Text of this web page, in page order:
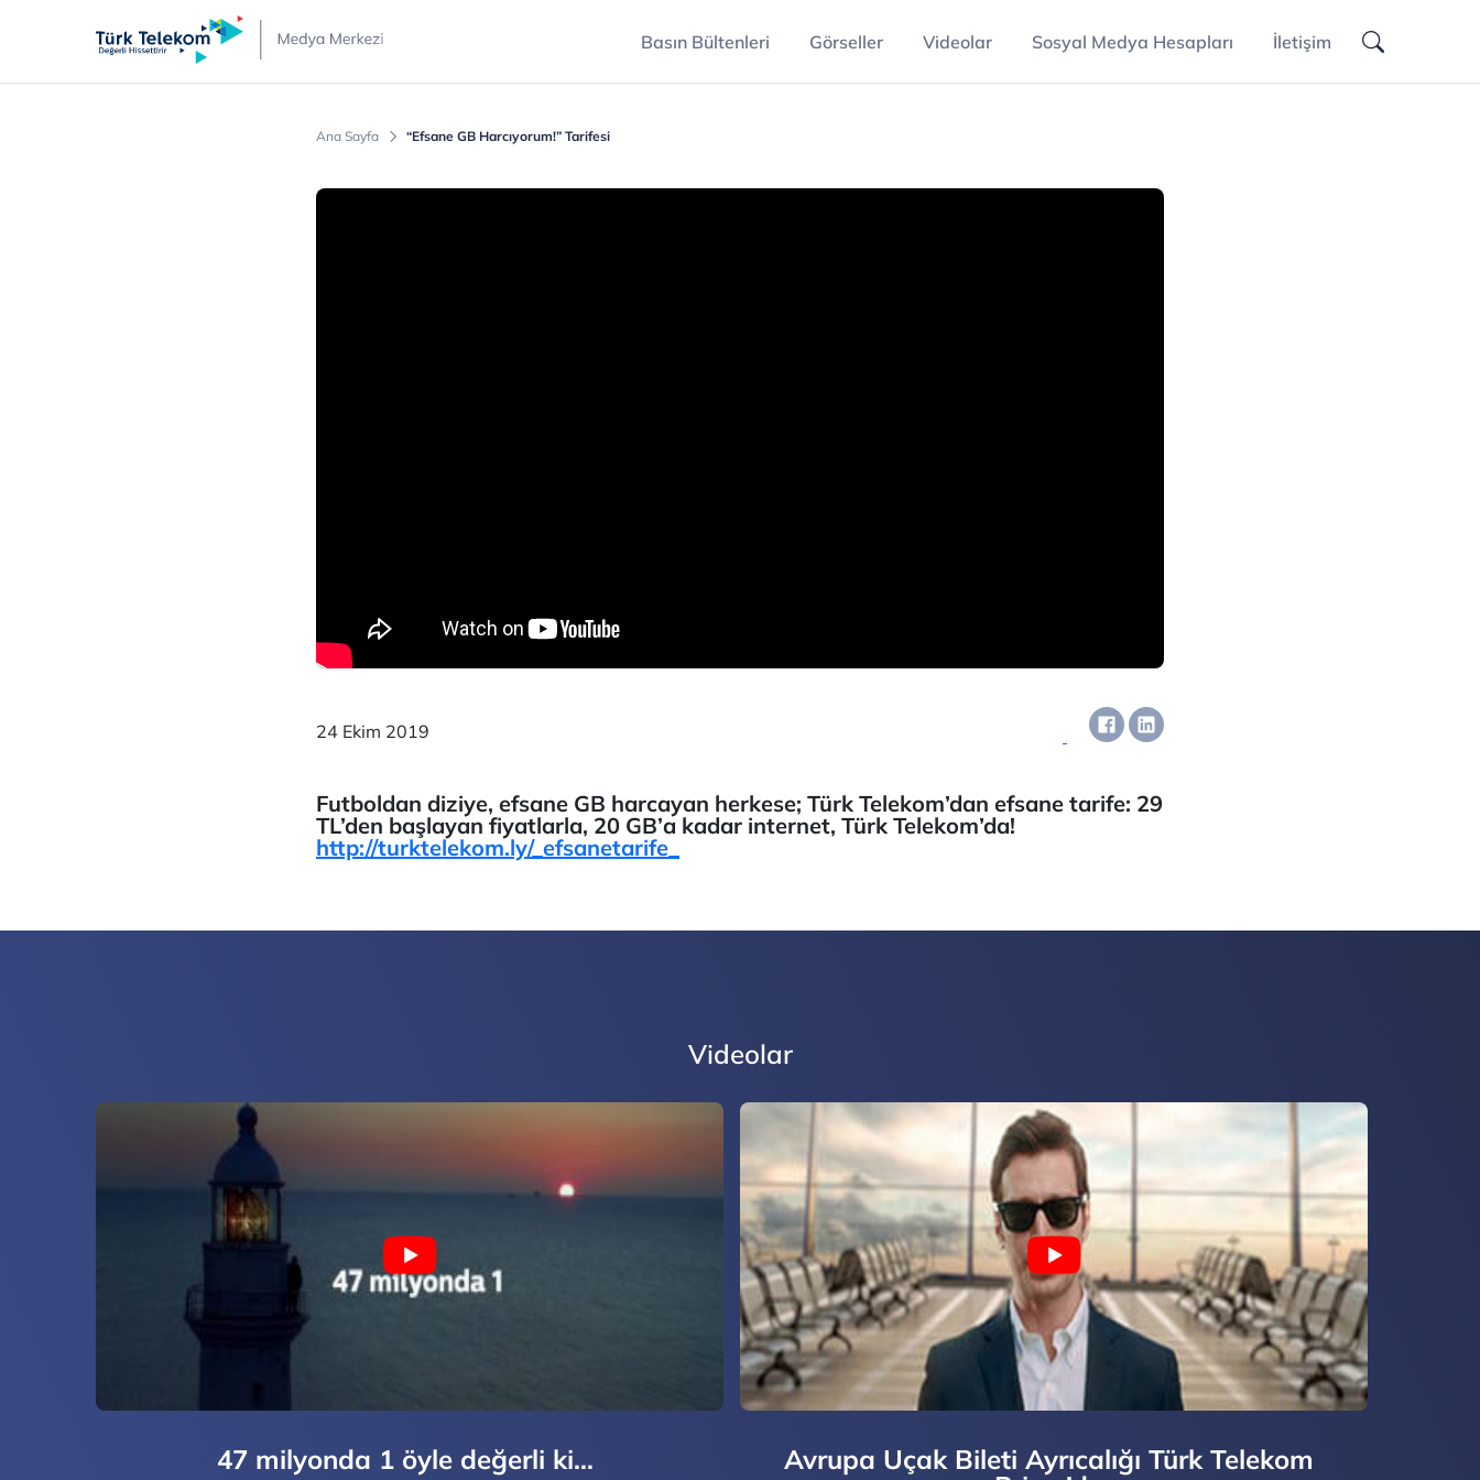
Basın Bültenleri Görseller Videolar Sosyal Medya Hesapları İletişim
Ana Sayfa “Efsane GB Harcıyorum!” Tarifesi
24 Ekim 2019
Futboldan diziye, efsane GB harcayan herkese; Türk Telekom’dan efsane tarife: 29
TL’den başlayan fiyatlarla, 20 GB’a kadar internet, Türk Telekom’da!
http://turktelekom.ly/_efsanetarife_
Videolar
47 milyonda 1 öyle değerli ki…
Avrupa Uçak Bileti Ayrıcalığı Türk Telekom